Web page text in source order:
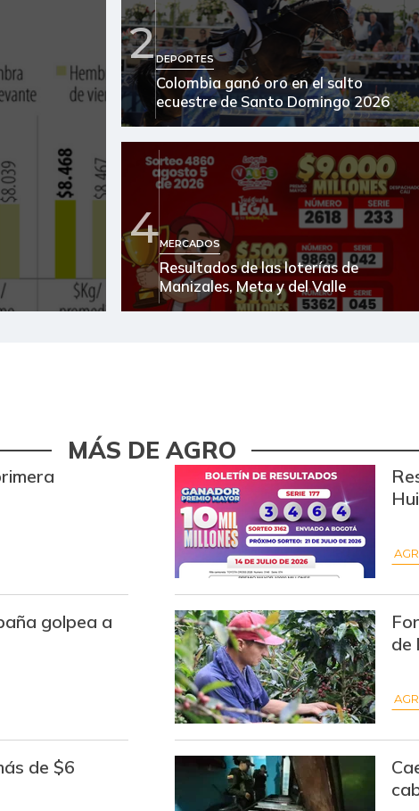
Plátano guineo $
Tomate chonto $
Tomate de árbol $
Tomate larga vida $
FUENTE: SIPSA (Sistema de Información
2DEPORTES
Colombia ganó oro en el salto
ecuestre de Santo Domingo 2026
4MERCADOS
Resultados de las loterías de
Manizales, Meta y del Valle
MÁS DE AGRO
golpea a
de
de $6